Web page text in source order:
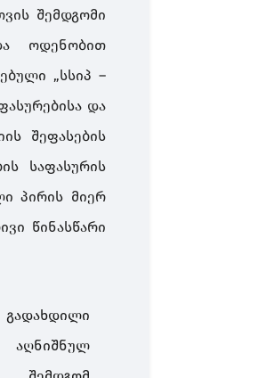
შემდგომი
ოდენობით
„სსიპ –
და
შეფასების
საფასურის
პირის მიერ
წინასწარი
აღნიშნულ